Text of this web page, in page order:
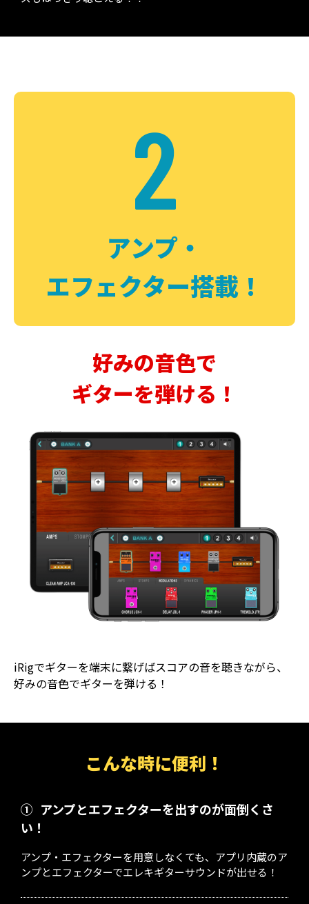
2
アンプ・
エフェクター搭載！
好みの音色で
ギターを弾ける！
iRigでギターを端末に繋げばスコアの音を聴きながら、
好みの音色でギターを弾ける！
こんな時に便利！
① アンプとエフェクターを出すのが面倒くさ
い！
アンプ・エフェクターを用意しなくても、アプリ内蔵のア
ンプとエフェクターでエレキギターサウンドが出せる！